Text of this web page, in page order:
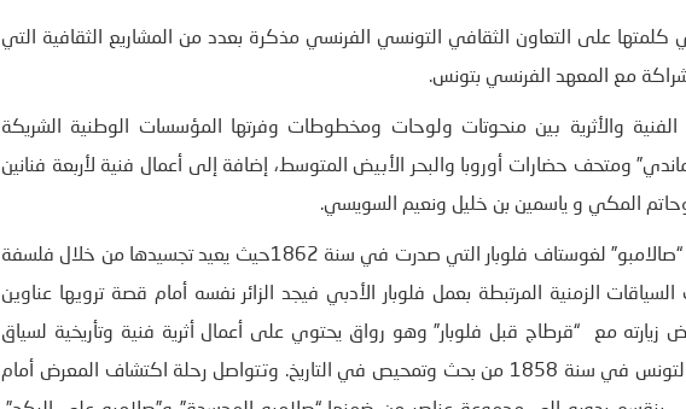
على التعاون الثقافي التونسي الفرنسي مذكرة بعدد من المشاريع الثقافية التي
مع المعهد الفرنسي بتونس.
والأثرية بين منحوتات ولوحات ومخطوطات وفرتها المؤسسات الوطنية الشريكة
ومتحف حضارات أوروبا والبحر الأبيض المتوسط، إضافة إلى أعمال فنية لأربعة فنانين
المكي و ياسمين بن خليل ونعيم السويسي.
ويرتبط المعرض فكرة وتصميما برواية “صالامبو” لغوستاف فلوبار التي صدرت في سنة 1862حيث يعيد تجسيدها من خلال فلسفة
الزمنية المرتبطة بعمل فلوبار الأدبي فيجد الزائر نفسه أمام قصة ترويها عناوين
زيارته مع “قرطاج قبل فلوبار” وهو رواق يحتوي على أعمال أثرية فنية وتأريخية لسياق
إعداد رواية صلامبو وما قبل زيارة فلوبار لتونس في سنة 1858 من بحث وتمحيص في التاريخ. وتتواصل رحلة اكتشاف المعرض أمام